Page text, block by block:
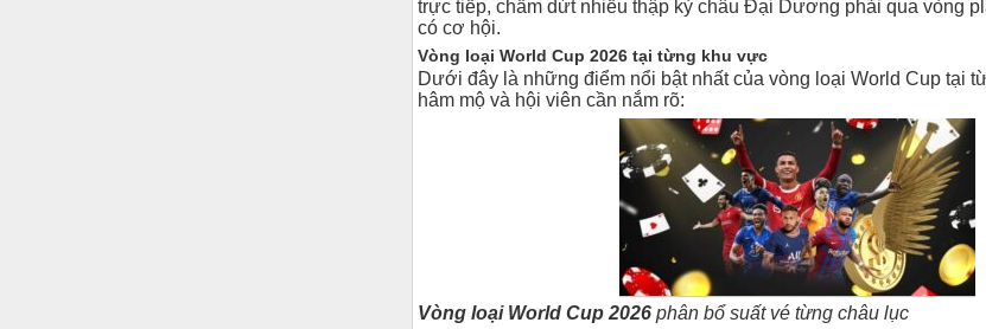
trực tiếp, chấm dứt nhiều thập kỷ châu Đại Dương phải qua vòng
có cơ hội.
Vòng loại World Cup 2026 tại từng khu vực
Dưới đây là những điểm nổi bật nhất của vòng loại World Cup tại
hâm mộ và hội viên cần nắm rõ:
Vòng loại World Cup 2026 phân bổ suất vé từng châu lục